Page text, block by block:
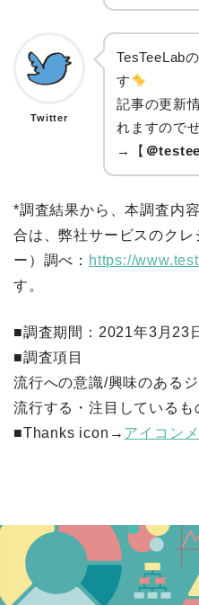
Twitter
TesTeeLab
す
記事の更新
れますので
→【 ＠
*調査結果から、本調査内
合は、弊社サービスのクレ
ー）調べ： https://
す。
■調査期間：2021年3月23
■調査項目
流行への意識/興味のある
流行する・注目しているも
■Thanks icon→ アイコン